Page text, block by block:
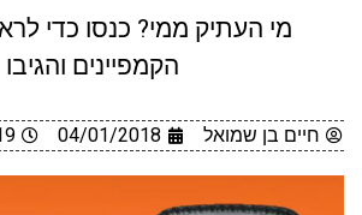
מי העתיק ממי? כנסו כדי
הקמפיינים והגיבו
חיים בן שמואל 04/01/2018